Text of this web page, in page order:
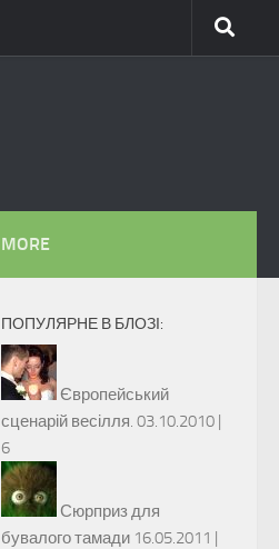
MORE
ПОПУЛЯРНЕ В БЛОЗІ:
Європейський
сценарій весілля. 03.10.2010 |
6
Сюрприз для
бувалого тамади 16.05.2011 |